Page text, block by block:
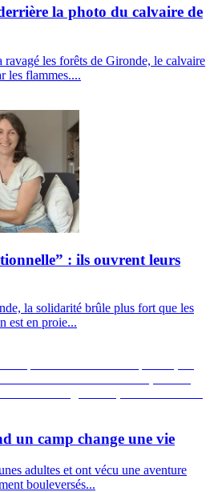
la photo du calvaire de
les forêts de Gironde, le calvaire
les flammes....
: ils ouvrent leurs
la solidarité brûle plus fort que les
est en proie...
un camp change une vie
adultes et ont vécu une aventure
bouleversés...